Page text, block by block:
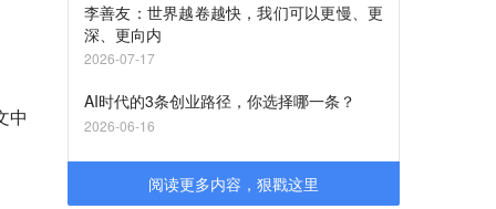
中
李善友：世界越卷越快，我们可以更慢、更
深、更向内
2026-07-17
AI时代的3条创业路径，你选择哪一条？
2026-06-16
阅读更多内容，狠戳这里